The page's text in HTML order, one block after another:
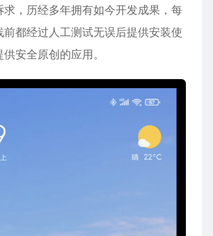
求，历经多年拥有如今开发成果，每
都经过人工测试无误后提供安装使
安全原创的应用。